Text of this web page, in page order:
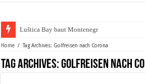
Luštica Bay baut Montenegros er
Home / Tag Archives: Golfreisen nach Corona
Tag Archives:Golfreisen nach